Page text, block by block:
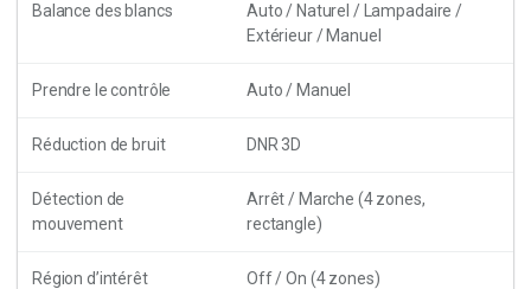
Balance des blancs
Auto / Naturel / Lampadaire /
Extérieur / Manuel
Prendre le contrôle Auto / Manuel
Réduction de bruit DNR 3D
Détection de
mouvement
Arrêt / Marche (4 zones,
rectangle)
Région d’intérêt Off / On (4 zones)